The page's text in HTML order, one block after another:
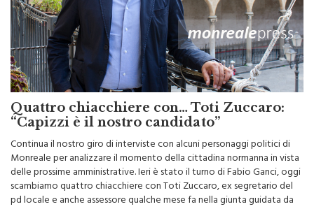
Quattro chiacchiere con… Toti Zuccaro:
“Capizzi è il nostro candidato”
Continua il nostro giro di interviste con alcuni personaggi politici di
Monreale per analizzare il momento della cittadina normanna in vista
delle prossime amministrative. Ieri è stato il turno di Fabio Ganci, oggi
scambiamo quattro chiacchiere con Toti Zuccaro, ex segretario del
pd locale e anche assessore qualche mese fa nella giunta guidata da
Piero […]